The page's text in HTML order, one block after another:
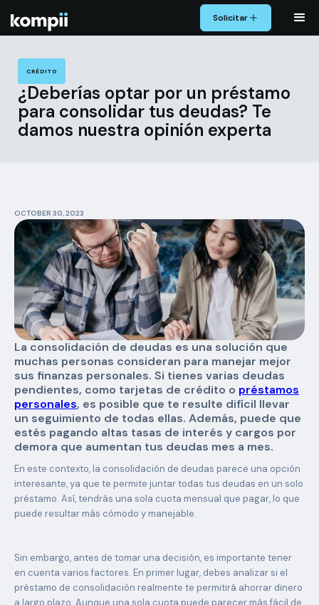
Solicitar
CRÉDITO
¿Deberías optar por un préstamo
para consolidar tus deudas? Te
damos nuestra opinión experta
OCTOBER 30, 2023
La consolidación de deudas es una solución que
muchas personas consideran para manejar mejor
sus finanzas personales. Si tienes varias deudas
pendientes, como tarjetas de crédito o préstamos
personales, es posible que te resulte difícil llevar
un seguimiento de todas ellas. Además, puede que
estés pagando altas tasas de interés y cargos por
demora que aumentan tus deudas mes a mes.
En este contexto, la consolidación de deudas parece una opción
interesante, ya que te permite juntar todas tus deudas en un solo
préstamo. Así, tendrás una sola cuota mensual que pagar, lo que
puede resultar más cómodo y manejable.
Sin embargo, antes de tomar una decisión, es importante tener
en cuenta varios factores. En primer lugar, debes analizar si el
préstamo de consolidación realmente te permitirá ahorrar dinero
a largo plazo. Aunque una sola cuota puede parecer más fácil de